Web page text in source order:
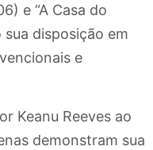
e “A Casa do
disposição em
e
Keanu Reeves ao
demonstram sua